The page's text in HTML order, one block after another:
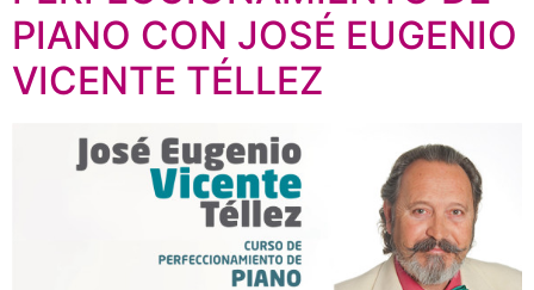
PIANO CON JOSÉ EUGENIO
VICENTE TÉLLEZ